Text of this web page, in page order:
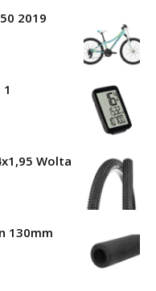
2019
Wolta
130mm